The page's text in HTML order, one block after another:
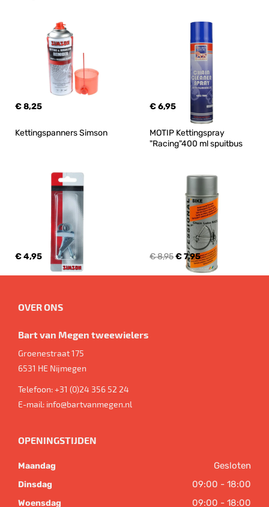
€ 8,25 € 6,95
Kettingspanners Simson
€ 4,95
MOTIP Kettingspray
"Racing"400 ml spuitbus
€ 8,95€ 7,95
OVER ONS
Bart van Megen tweewielers
Groenestraat 175
6531 HE Nijmegen
Telefoon:+31 (0)24 356 52 24
E-mail: info@bartvanmegen.nl
OPENINGSTIJDEN
Maandag Gesloten
Dinsdag 09:00 - 18:00
Woensdag 09:00 - 18:00